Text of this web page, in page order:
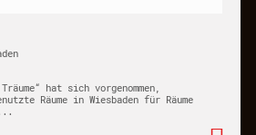
hat sich vorgenommen,
Räume in Wiesbaden für Räume